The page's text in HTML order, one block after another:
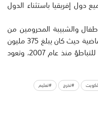
دول إفريقيا باستثناء الدول
والشبيبة المحرومين من
التعليم المدرسي انخفض في الأعوام الماضية حيث كان يبلغ 375 مليون
شخص عام 2000 ولكن هذا التراجع عاد للتباطؤ منذ عام 2007، وتعود
#تخرج
#تعليم